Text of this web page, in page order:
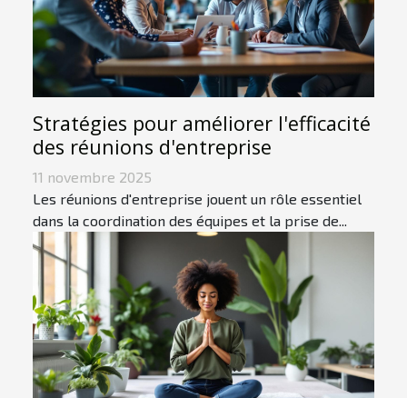
Stratégies pour améliorer l'efficacité
des réunions d'entreprise
11 novembre 2025
Les réunions d'entreprise jouent un rôle essentiel
dans la coordination des équipes et la prise de...